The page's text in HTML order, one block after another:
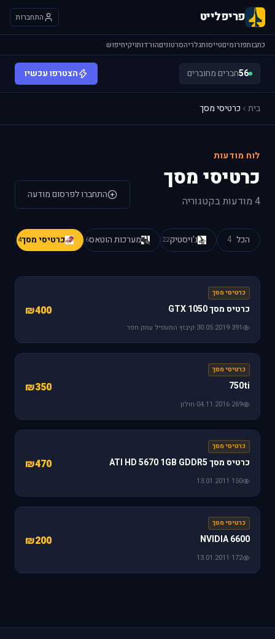
פריפלייט התחברות
כתבותפורומיםטייסותגלריהסרטוניםהורדותויקיחיפוש
56חברים מחוברים הצטרפו עכשיו
בית כרטיסי מסך
לוח מודעות
כרטיסי מסך
4 מודעות בקטגוריה התחברו לפרסום מודעה
הכל 4 ג'ויסטיק22 מערכות הוטאס6 כרטיסי מסך4
כרטיסי מסך
כרטיס מסך GTX 1050 ₪400
391
·
30.05.2019
·קיבוץ המעפיל עמק חפר
כרטיסי מסך
750ti
₪350
269
·
04.11.2016
·חולון
כרטיסי מסך
כרטיס מסך ATI HD 5670 1GB GDDR5 ₪470
150
·
13.01.2011
כרטיסי מסך
NVIDIA 6600
₪200
172
·
13.01.2011